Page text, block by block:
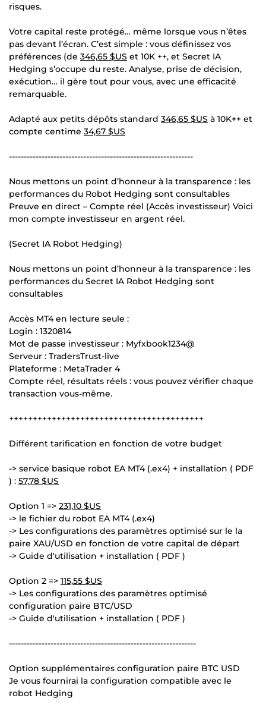
risques.
Votre capital reste protégé… même lorsque vous n’êtes
pas devant l’écran. C’est simple : vous définissez vos
préférences (de 346,65 $US et 10K ++, et Secret IA
Hedging s’occupe du reste. Analyse, prise de décision,
exécution… il gère tout pour vous, avec une efficacité
remarquable.
Adapté aux petits dépôts standard 346,65 $US à 10K++ et
compte centime 34,67 $US
--------------------------------------------------------------
Nous mettons un point d’honneur à la transparence : les
performances du Robot Hedging sont consultables
Preuve en direct – Compte réel (Accès investisseur) Voici
mon compte investisseur en argent réel.
(Secret IA Robot Hedging)
Nous mettons un point d’honneur à la transparence : les
performances du Secret IA Robot Hedging sont
consultables
Accès MT4 en lecture seule :
Login : 1320814
Mot de passe investisseur : Myfxbook1234@
Serveur : TradersTrust-live
Plateforme : MetaTrader 4
Compte réel, résultats réels : vous pouvez vérifier chaque
transaction vous-même.
+++++++++++++++++++++++++++++++++++++++++
Différent tarification en fonction de votre budget
-> service basique robot EA MT4 (.ex4) + installation ( PDF
) : 57,78 $US
Option 1 => 231,10 $US
-> le fichier du robot EA MT4 (.ex4)
-> Les configurations des paramètres optimisé sur le la
paire XAU/USD en fonction de votre capital de départ
-> Guide d'utilisation + installation ( PDF )
Option 2 => 115,55 $US
-> Les configurations des paramètres optimisé
configuration paire BTC/USD
-> Guide d'utilisation + installation ( PDF )
---------------------------------------------------------------
Option supplémentaires configuration paire BTC USD
Je vous fournirai la configuration compatible avec le
robot Hedging